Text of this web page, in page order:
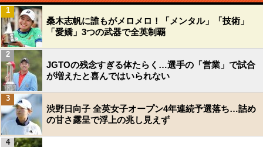
桑木志帆に誰もがメロメロ！「メンタル」「技術」
「愛嬌」3つの武器で全英制覇
1
JGTOの残念すぎる体たらく…選手の「営業」で試合
が増えたと喜んではいられない
2
渋野日向子 全英女子オープン4年連続予選落ち…詰め
の甘さ露呈で浮上の兆し見えず
3
4